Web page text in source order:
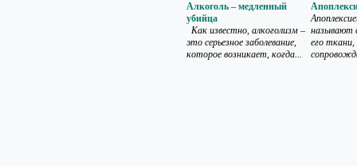
Алкоголь – медленный
убийца
Как известно, алкоголизм –
это серьезное заболевание,
которое возникает, когда...
называют
его